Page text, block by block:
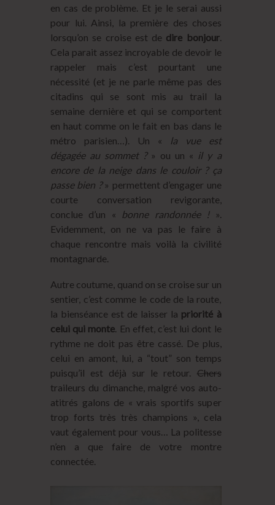
en cas de problème. Et je le serai aussi
pour lui. Ainsi, la première des choses
lorsqu’on se croise est de dire bonjour.
Cela parait assez incroyable de devoir le
rappeler mais c’est pourtant une
nécessité (et je ne parle même pas des
citadins qui se sont mis au trail la
semaine dernière et qui se comportent
en haut comme on le fait en bas dans le
métro parisien…). Un «
la vue est
dégagée au sommet ?» ou un « il y a
encore de la neige dans le couloir ? ça
passe bien ?» permettent d’engager une
courte conversation revigorante,
conclue d’un « bonne randonnée !».
Evidemment, on ne va pas le faire à
chaque rencontre mais voilà la civilité
montagnarde.
Autre coutume, quand on se croise sur un
sentier, c’est comme le code de la route,
la bienséance est de laisser la priorité à
celui qui monte. En effet, c’est lui dont le
rythme ne doit pas être cassé. De plus,
celui en amont, lui, a “tout” son temps
puisqu’il est déjà sur le retour. Chers
traileurs du dimanche, malgré vos auto-
atitrés galons de « vrais sportifs super
trop forts très très champions », cela
vaut également pour vous… La politesse
n’en a que faire de votre montre
connectée.